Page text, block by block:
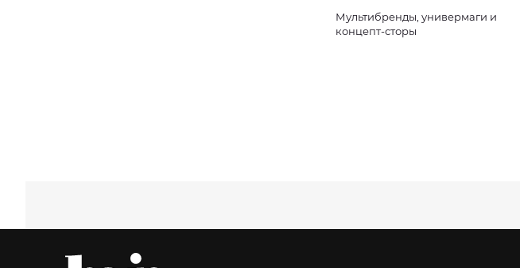
Мультибренды, универмаги и
концепт-сторы